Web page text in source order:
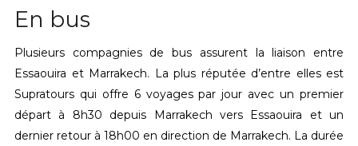
En bus
Plusieurs compagnies de bus assurent la liaison entre
Essaouira et Marrakech. La plus réputée d’entre elles est
Supratours qui offre 6 voyages par jour avec un premier
départ à 8h30 depuis Marrakech vers Essaouira et un
dernier retour à 18h00 en direction de Marrakech. La durée